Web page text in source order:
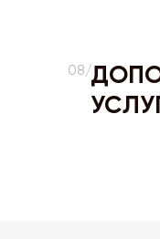
08/